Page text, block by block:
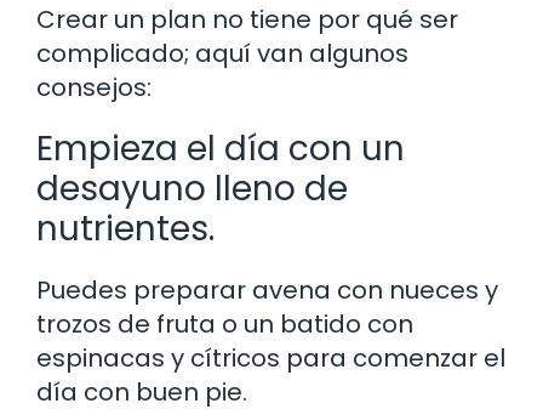
Crear un plan no tiene por qué ser
complicado; aquí van algunos
consejos:
Empieza el día con un
desayuno lleno de
nutrientes.
Puedes preparar avena con nueces y
trozos de fruta o un batido con
espinacas y cítricos para comenzar el
día con buen pie.